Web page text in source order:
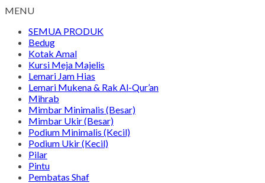
MENU
SEMUA PRODUK
Bedug
Kotak Amal
Kursi Meja Majelis
Lemari Jam Hias
Lemari Mukena & Rak Al-Qur’an
Mihrab
Mimbar Minimalis (Besar)
Mimbar Ukir (Besar)
Podium Minimalis (Kecil)
Podium Ukir (Kecil)
Pilar
Pintu
Pembatas Shaf